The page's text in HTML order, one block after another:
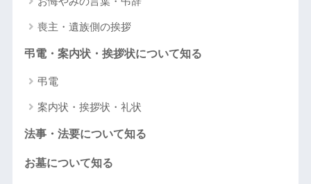
喪主・遺族側の挨拶
弔電・案内状・挨拶状について知る
弔電
案内状・挨拶状・礼状
法事・法要について知る
お墓について知る